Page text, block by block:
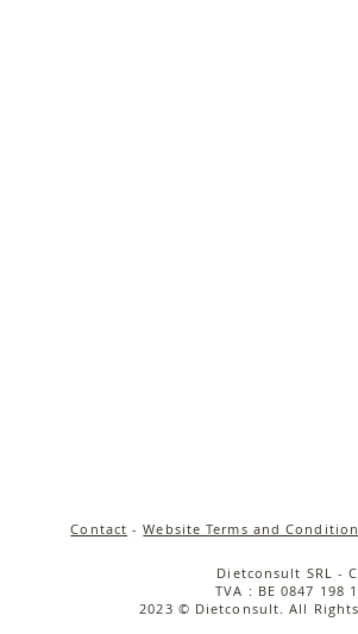
Contact -Website Terms and
Dietconsult SRL -
TVA : BE 0847 198
2023 © Dietconsult. All